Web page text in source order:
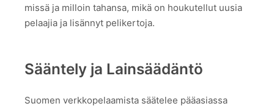
missä ja milloin tahansa, mikä on houkutellut uusia
pelaajia ja lisännyt pelikertoja.
Sääntely ja Lainsäädäntö
Suomen verkkopelaamista säätelee pääasiassa